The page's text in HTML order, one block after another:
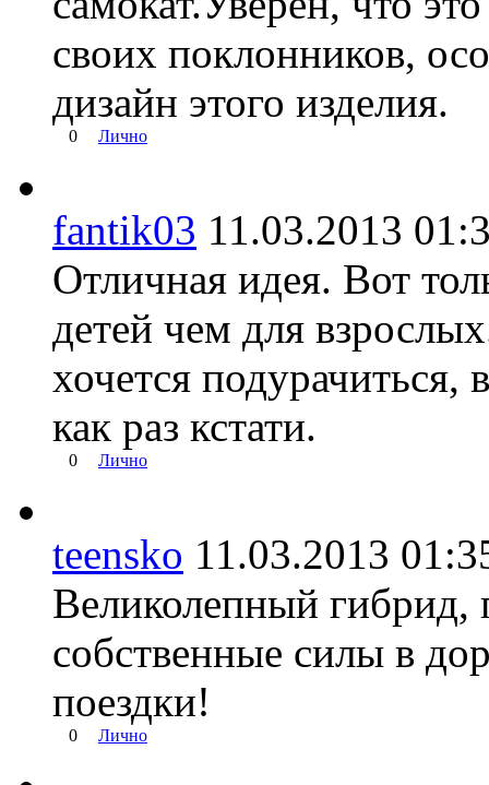
своих поклонников,
дизайн этого изделия.
0 Лично
fantik03 11.03.2013
Отличная идея. Вот
детей чем для
хочется подурачиться,
как раз кстати.
0 Лично
teensko 11.03.2013
Великолепный гибрид,
собственные силы в
поездки!
0 Лично